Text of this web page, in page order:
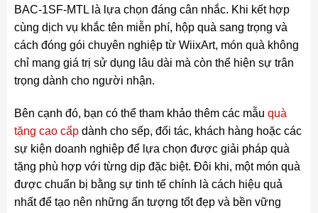
BAC-1SF-MTL là lựa chọn đáng cân nhắc. Khi kết hợp
cùng dịch vụ khắc tên miễn phí, hộp quà sang trọng và
cách đóng gói chuyên nghiệp từ WiixArt, món quà không
chỉ mang giá trị sử dụng lâu dài mà còn thể hiện sự trân
trọng dành cho người nhận.
Bên cạnh đó, bạn có thể tham khảo thêm các mẫu quà
tặng cao cấpdành cho sếp, đối tác, khách hàng hoặc các
sự kiện doanh nghiệp để lựa chọn được giải pháp quà
tặng phù hợp với từng dịp đặc biệt. Đôi khi, một món quà
được chuẩn bị bằng sự tinh tế chính là cách hiệu quả
nhất để tạo nên những ấn tượng tốt đẹp và bền vững